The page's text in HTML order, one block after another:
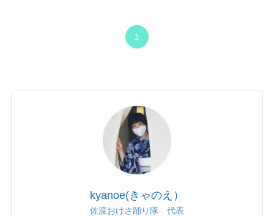
1
kyanoe(きゃのえ）
佐渡おけさ踊り隊 代表